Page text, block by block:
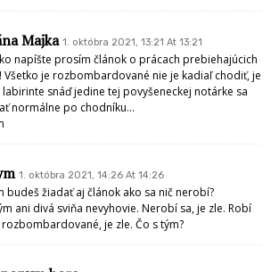
Majka 1. októbra 2021, 13:21 At 13:21
napíšte prosím článok o prácach prebiehajúcich
Všetko je rozbombardované nie je kadiaľ chodiť, je
snáď jedine tej povyšeneckej notárke sa
normálne po chodníku…
1. októbra 2021, 14:26 At 14:26
budeš žiadať aj článok ako sa nič nerobí?
ani divá sviňa nevyhovie. Nerobí sa, je zle. Robí
rozbombardované, je zle. Čo s tým?